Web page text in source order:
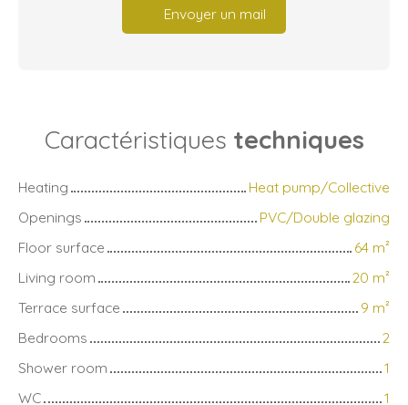
Envoyer un mail
Caractéristiques techniques
Heating
Heat pump/Collective
Openings
PVC/Double glazing
Floor surface
64 m²
Living room
20 m²
Terrace surface
9 m²
Bedrooms
2
Shower room
1
WC
1